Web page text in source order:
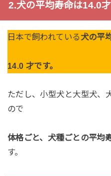
2.犬の平均寿命は14.0才
日本で飼われている 犬の平
14.0 才です。
ただし、小型犬と大型犬、
ので
体格ごと、犬種ごとの平均
す。